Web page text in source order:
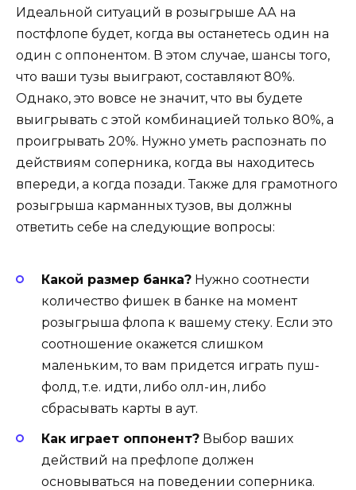
Идеальной ситуаций в розыгрыше АА на
постфлопе будет, когда вы останетесь один на
один с оппонентом. В этом случае, шансы того,
что ваши тузы выиграют, составляют 80%.
Однако, это вовсе не значит, что вы будете
выигрывать с этой комбинацией только 80%, а
проигрывать 20%. Нужно уметь распознать по
действиям соперника, когда вы находитесь
впереди, а когда позади. Также для грамотного
розыгрыша карманных тузов, вы должны
ответить себе на следующие вопросы:
Какой размер банка? Нужно соотнести
количество фишек в банке на момент
розыгрыша флопа к вашему стеку. Если это
соотношение окажется слишком
маленьким, то вам придется играть пуш-
фолд, т.е. идти, либо олл-ин, либо
сбрасывать карты в аут.
Как играет оппонент? Выбор ваших
действий на префлопе должен
основываться на поведении соперника.